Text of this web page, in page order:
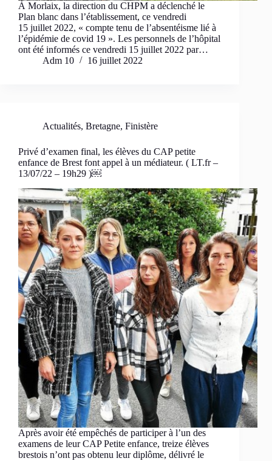
À Morlaix, la direction du CHPM a déclenché le
Plan blanc dans l’établissement, ce vendredi
15 juillet 2022, « compte tenu de l’absentéisme lié à
l’épidémie de covid 19 ». Les personnels de l’hôpital
ont été informés ce vendredi 15 juillet 2022 par…
Adm 10
16 juillet 2022
Actualités, Bretagne, Finistère
Privé d’examen final, les élèves du CAP petite
enfance de Brest font appel à un médiateur. ( LT.fr –
13/07/22 – 19h29 )￼
Après avoir été empêchés de participer à l’un des
examens de leur CAP Petite enfance, treize élèves
brestois n’ont pas obtenu leur diplôme, délivré le